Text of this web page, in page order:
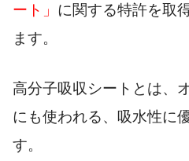
ート」 に関する特許を取
ます。
高分子吸収シートとは、
にも使われる、吸水性に
す。